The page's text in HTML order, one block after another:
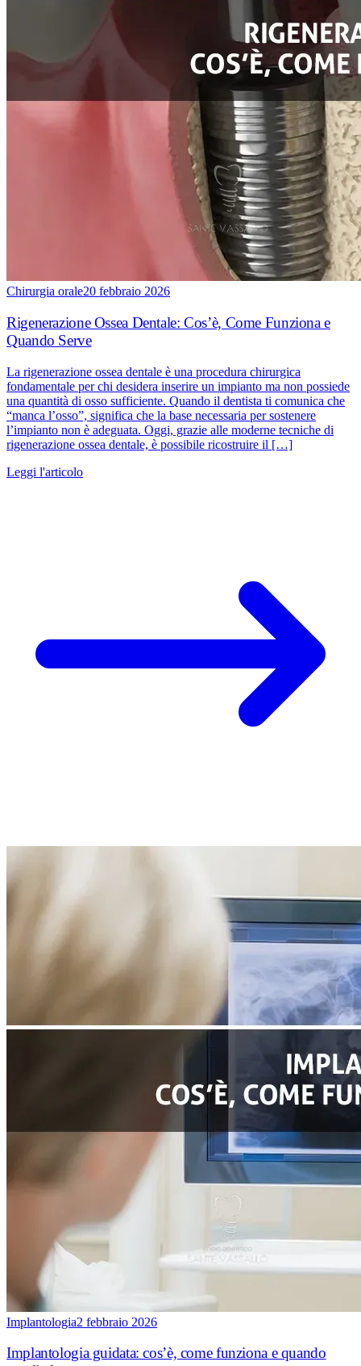
Chirurgia orale20 febbraio 2026
Rigenerazione Ossea Dentale: Cos’è, Come Funziona e
Quando Serve
La rigenerazione ossea dentale è una procedura chirurgica
fondamentale per chi desidera inserire un impianto ma non possiede
una quantità di osso sufficiente. Quando il dentista ti comunica che
“manca l’osso”, significa che la base necessaria per sostenere
l’impianto non è adeguata. Oggi, grazie alle moderne tecniche di
rigenerazione ossea dentale, è possibile ricostruire il […]
Leggi l'articolo
Implantologia2 febbraio 2026
Implantologia guidata: cos’è, come funziona e quando